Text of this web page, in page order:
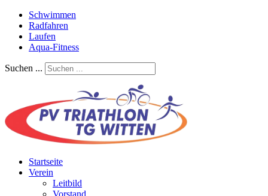
Schwimmen
Radfahren
Laufen
Aqua-Fitness
Suchen ...
Startseite
Verein
Leitbild
Vorstand